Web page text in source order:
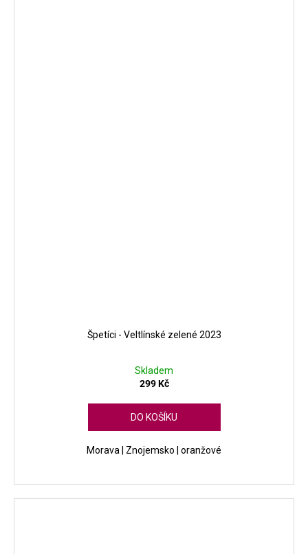
Špetíci - Veltlínské zelené 2023
Skladem
299 Kč
DO KOŠÍKU
Morava | Znojemsko | oranžové